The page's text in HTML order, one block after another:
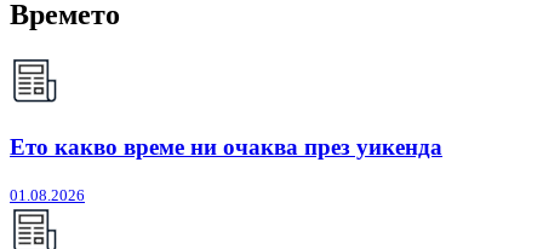
Времето
Ето какво време ни очаква през уикенда
01.08.2026